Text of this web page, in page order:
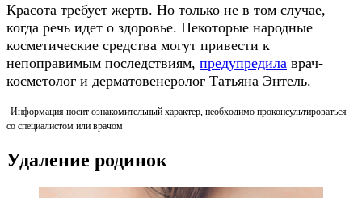
Красота требует жертв. Но только не в том случае,
когда речь идет о здоровье. Некоторые народные
косметические средства могут привести к
непоправимым последствиям, предупредила врач-
косметолог и дерматовенеролог Татьяна Энтель.
Информация носит ознакомительный характер, необходимо проконсультироваться
со специалистом или врачом
Удаление родинок